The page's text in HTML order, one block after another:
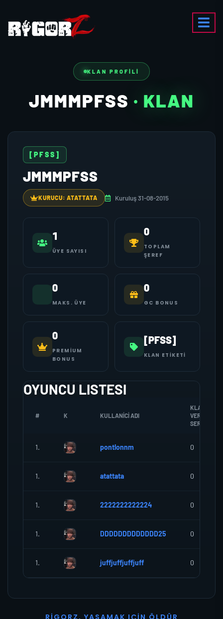
KLAN PROFILI
JMMMPFSS · KLAN
[PFSS]
JMMMPFSS
KURUCU: ATATTATA Kuruluş 31-08-2015
1
ÜYE SAYISI
0
TOPLAM
ŞEREF
0
MAKS. ÜYE
0
GC BONUS
0
PREMIUM
BONUS
[PFSS]
KLAN ETIKETI
OYUNCU LISTESI
# K KULLANICI ADI
KLANA
VERDIGI
SEREF
1. pontlonnm 0
1. atattata 0
1. 2222222222224 0
1. DDDDDDDDDDDDD25 0
1. juffjuffjuffjuff 0
R I G O R Z, YASAMAK I ÇI N Ö L D Ü R